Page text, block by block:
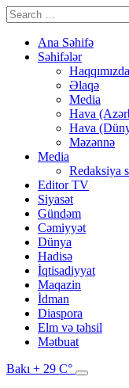
Ana Səhifə
Səhifələr
Haqqımızda
Əlaqə
Media
Hava
Hava
Məzənnə
Media
Redaksiya
Editor TV
Siyasət
Gündəm
Cəmiyyət
Dünya
Hadisə
İqtisadiyyat
Maqazin
İdman
Diaspora
Elm və təhsil
Mətbuat
Bakı + 29 C°